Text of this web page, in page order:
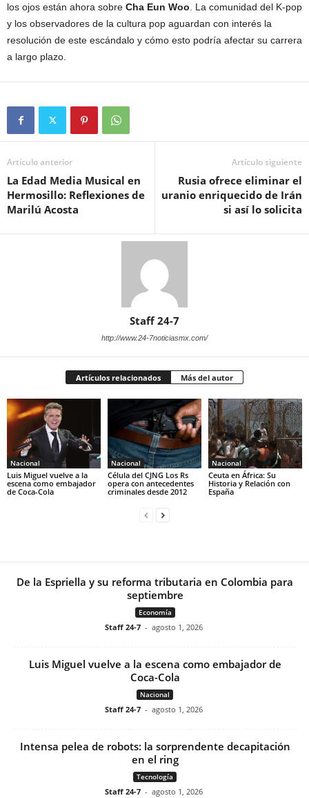
los ojos están ahora sobre Cha Eun Woo . La comunidad del K-pop
y los observadores de la cultura pop aguardan con interés la
resolución de este escándalo y cómo esto podría afectar su carrera
a largo plazo.
Artículo anterior
La Edad Media Musical en
Hermosillo: Reflexiones de
Marilú Acosta
Artículo siguiente
Rusia ofrece eliminar el
uranio enriquecido de Irán
si así lo solicita
Staff 24-7
http://www.24-7noticiasmx.com/
Artículos relacionados Más del autor
Nacional
Luis Miguel vuelve a la
escena como embajador
de Coca-Cola
Nacional
Célula del CJNG Los Rs
opera con antecedentes
criminales desde 2012
Nacional
Ceuta en África: Su
Historia y Relación con
España
De la Espriella y su reforma tributaria en Colombia para
septiembre
Economía
Staff 24-7 - agosto 1, 2026
Luis Miguel vuelve a la escena como embajador de
Coca-Cola
Nacional
Staff 24-7 - agosto 1, 2026
Intensa pelea de robots: la sorprendente decapitación
en el ring
Tecnología
Staff 24-7 - agosto 1, 2026